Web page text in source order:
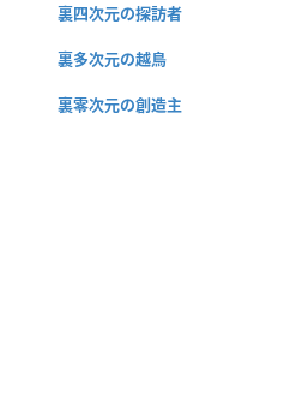
裏四次元の探訪者
裏多次元の越鳥
裏零次元の創造主